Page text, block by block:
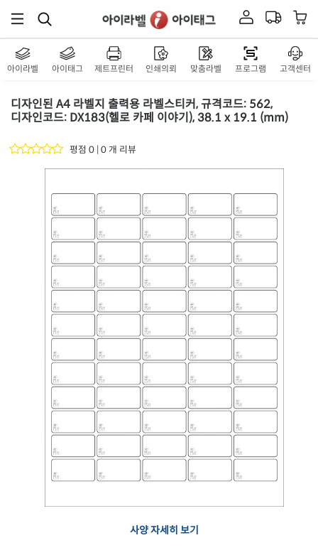
아이라벨 아이태그 제트프린터 인쇄의뢰 맞춤라벨 프로그램 고객센터
디자인된 A4 라벨지 출력용 라벨스티커, 규격코드: 562,
디자인코드: DX183(헬로 카페 이야기), 38.1 x 19.1 (mm)
평점 0 | 0 개 리뷰
사양 자세히 보기